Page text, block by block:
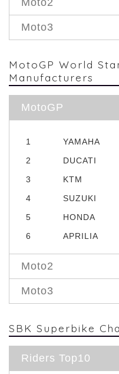
Moto3
MotoGP World
Manufacturers
MotoGP
1 YAMAHA
2
DUCATI
3
KTM
4
SUZUKI
5
HONDA
6
APRILIA
Moto2
Moto3
SBK Superbike
Riders Top10